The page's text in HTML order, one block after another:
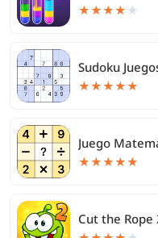
★★★★ ★
Sudoku
★★★★★
Juego
★★★★★
Cut the Rope